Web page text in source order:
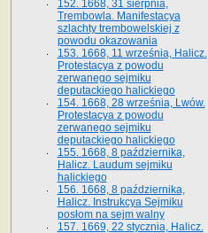
152. 1668, 31 sierpnia,
Trembowla. Manifestacya
szlachty trembowelskiej z
powodu okazowania
153. 1668, 11 września, Halicz.
Protestacya z powodu
zerwanego sejmiku
deputackiego halickiego
154. 1668, 28 września, Lwów.
Protestacya z powodu
zerwanego sejmiku
deputackiego halickiego
155. 1668, 8 października,
Halicz. Laudum sejmiku
halickiego
156. 1668, 8 października,
Halicz. Instrukcya Sejmiku
posłom na sejm walny
157. 1669, 22 stycznia, Halicz.